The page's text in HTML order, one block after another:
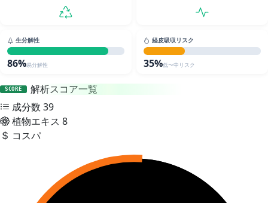
生分解性
86%易分解性
経皮吸収リスク
35%低〜中リスク
SCORE
解析スコア一覧
成分数 39
植物エキス 8
コスパ